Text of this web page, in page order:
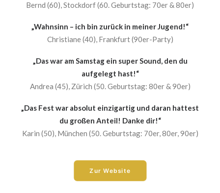
Bernd (60), Stockdorf (60. Geburtstag: 70er & 80er)
„Wahnsinn – ich bin zurück in meiner Jugend!“
Christiane (40), Frankfurt (90er-Party)
„Das war am Samstag ein super Sound, den du
aufgelegt hast!“
Andrea (45), Zürich (50. Geburtstag: 80er & 90er)
„Das Fest war absolut einzigartig und daran hattest
du großen Anteil! Danke dir!“
Karin (50), München (50. Geburtstag: 70er, 80er, 90er)
Zur Website